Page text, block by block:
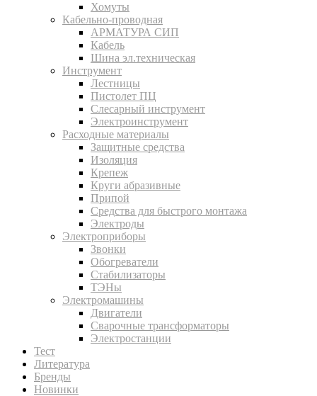
Хомуты
Кабельно-проводная
АРМАТУРА СИП
Кабель
Шина эл.техническая
Инструмент
Лестницы
Пистолет ПЦ
Слесарный инструмент
Электроинструмент
Расходные материалы
Защитные средства
Изоляция
Крепеж
Круги абразивные
Припой
Средства для быстрого монтажа
Электроды
Электроприборы
Звонки
Обогреватели
Стабилизаторы
ТЭНы
Электромашины
Двигатели
Сварочные трансформаторы
Электростанции
Тест
Литература
Бренды
Новинки